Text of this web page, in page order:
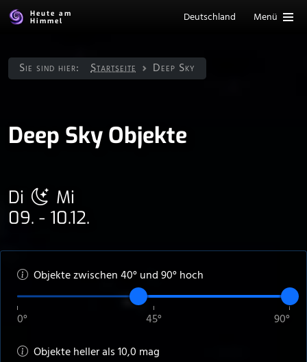
Heute am
Himmel
Deutschland Menü
Sie sind hier: Startseite Deep Sky
Deep Sky Objekte
Di
Mi
09. - 10.12.
Objekte zwischen40° und90° hoch
0° 45°
90°
Objekte heller als10,0 mag